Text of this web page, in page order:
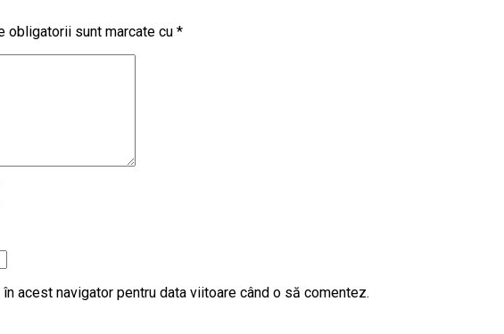
obligatorii sunt marcate cu *
acest navigator pentru data viitoare când o să comentez.